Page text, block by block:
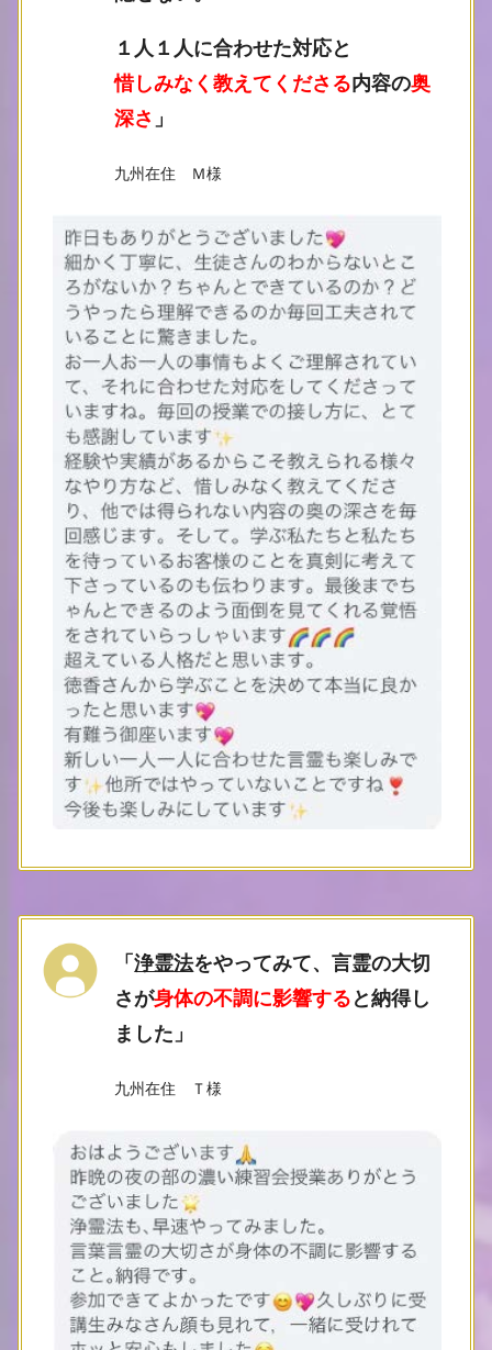
１人１人に合わせた対応と
惜しみなく教えてくださる内容の奥
深さ 」
九州在住 Ｍ様
「浄霊法をやってみて、言霊の大切
さが身体の不調に影響すると納得し
ました 」
九州在住 Ｔ様